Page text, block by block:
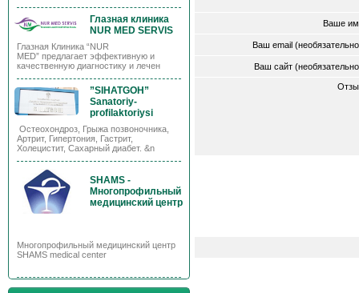
Глазная клиника
NUR MED SERVIS
Глазная Клиника “NUR
MED” предлагает эффективную и
качественную диагностику и лечен
”SIHATGOH”
Sanatoriy-
profilaktoriysi
Остеохондроз, Грыжа позвоночника,
Артрит, Гипертония, Гастрит,
Холецистит, Сахарный диабет. &n
SHAMS -
Многопрофильный
медицинский центр
Многопрофильный медицинский центр
SHAMS medical center
Ваше
Ваш email
Ваш сайт